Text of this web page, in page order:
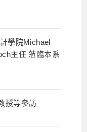
學院Michael
主任 蒞臨本系
授等參訪